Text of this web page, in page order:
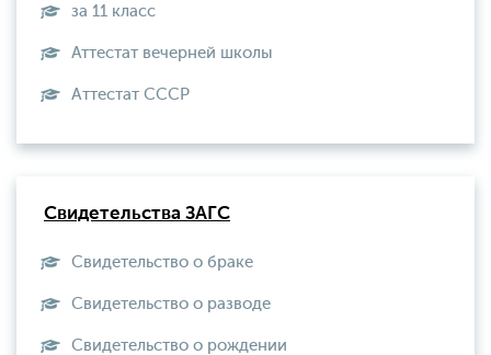
за 11 класс
Аттестат вечерней школы
Aттестат СССР
Свидетельства ЗАГС
Свидетельство о браке
Свидетельство о разводе
Свидетельство о рождении